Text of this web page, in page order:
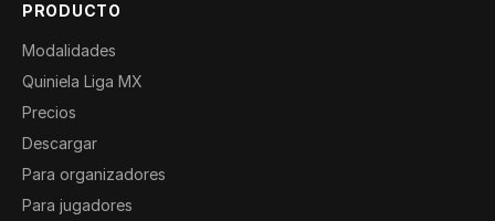
PRODUCTO
Modalidades
Quiniela Liga MX
Precios
Descargar
Para organizadores
Para jugadores